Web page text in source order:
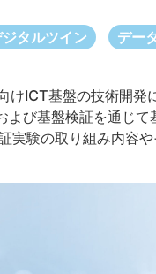
ジタルツイン デー
けICT基盤の技術開
び基盤検証を通じ
験の取り組み内容